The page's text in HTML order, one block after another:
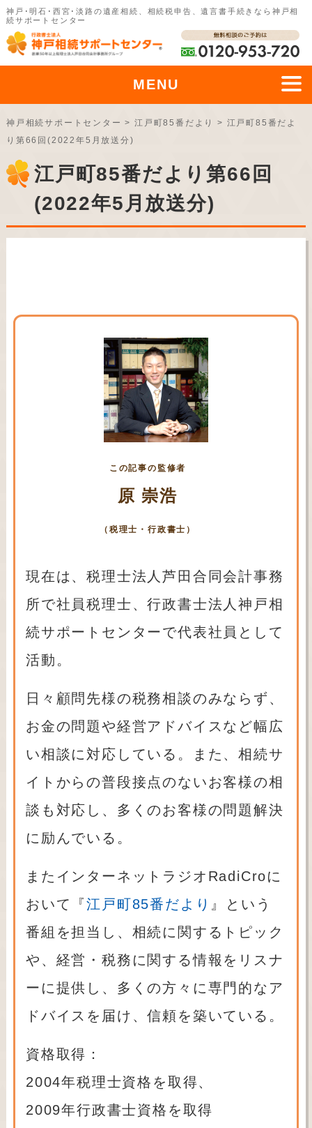
神戸･明石･西宮･淡路の遺産相続、相続税申告、遺言書手続きなら神戸相
続サポートセンター
MENU
神戸相続サポートセンター > 江戸町85番だより > 江戸町85番だよ
り第66回(2022年5月放送分)
江戸町85番だより第66回
(2022年5月放送分)
この記事の監修者
原 崇浩
（税理士・行政書士）
現在は、税理士法人芦田合同会計事務
所で社員税理士、行政書士法人神戸相
続サポートセンターで代表社員として
活動。
日々顧問先様の税務相談のみならず、
お金の問題や経営アドバイスなど幅広
い相談に対応している。また、相続サ
イトからの普段接点のないお客様の相
談も対応し、多くのお客様の問題解決
に励んでいる。
またインターネットラジオRadiCroに
おいて『江戸町85番だより 』という
番組を担当し、相続に関するトピック
や、経営・税務に関する情報をリスナ
ーに提供し、多くの方々に専門的なア
ドバイスを届け、信頼を築いている。
資格取得：
2004年税理士資格を取得、
2009年行政書士資格を取得